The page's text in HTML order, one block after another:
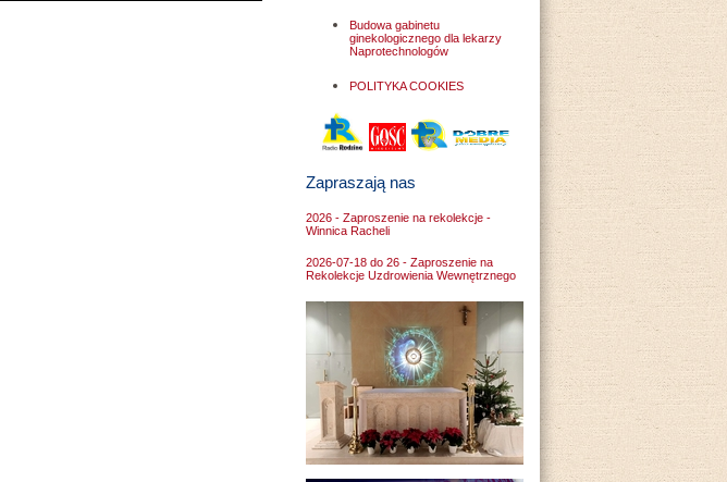
Budowa gabinetu
ginekologicznego dla lekarzy
Naprotechnologów
POLITYKA COOKIES
Zapraszają nas
2026 - Zaproszenie na rekolekcje -
Winnica Racheli
2026-07-18 do 26 - Zaproszenie na
Rekolekcje Uzdrowienia Wewnętrznego